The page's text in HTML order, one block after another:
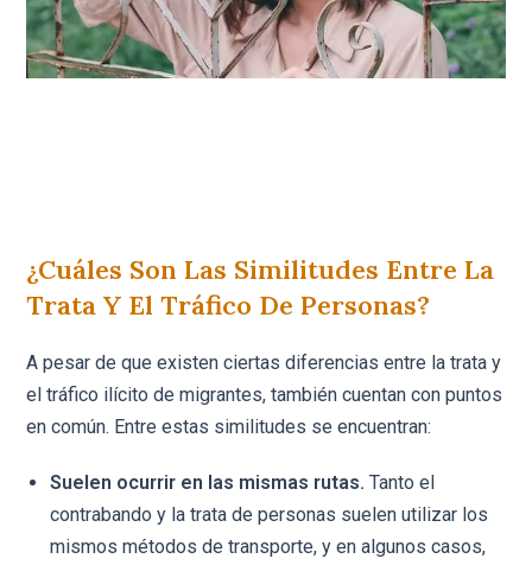
¿Cuáles Son Las Similitudes Entre La
Trata Y El Tráfico De Personas?
A pesar de que existen ciertas diferencias entre la trata y
el tráfico ilícito de migrantes, también cuentan con puntos
en común. Entre estas similitudes se encuentran:
Suelen ocurrir en las mismas rutas. Tanto el
contrabando y la trata de personas suelen utilizar los
mismos métodos de transporte, y en algunos casos,